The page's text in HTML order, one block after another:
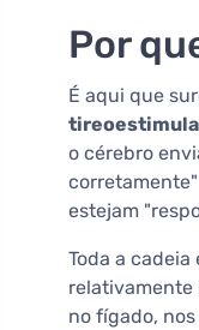
Por
É aqui que
o cérebro
estejam
Toda a
relativamente
no fígado,